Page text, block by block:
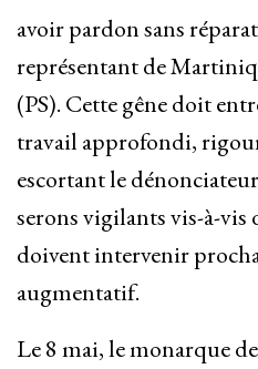
avoir pardon sans
représentant de
(PS). Cette gêne doit
travail approfondi,
escortant le
serons vigilants vis-à-vis
doivent intervenir
augmentatif.
Le 8 mai, le monarque